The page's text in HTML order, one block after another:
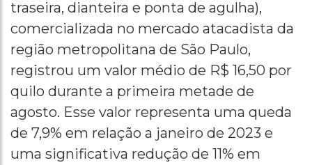
traseira, dianteira e ponta de agulha),
comercializada no mercado atacadista da
região metropolitana de São Paulo,
registrou um valor médio de R$ 16,50 por
quilo durante a primeira metade de
agosto. Esse valor representa uma queda
de 7,9% em relação a janeiro de 2023 e
uma significativa redução de 11% em